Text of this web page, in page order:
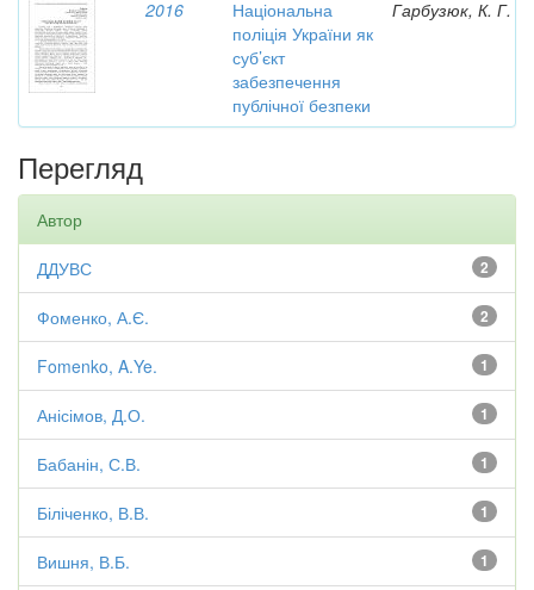
2016
Національна
поліція України як
суб’єкт
забезпечення
публічної безпеки
Гарбузюк, К. Г.
Перегляд
Автор
2
ДДУВС
2
Фоменко, А.Є.
1
Fomenko, A.Ye.
1
Анісімов, Д.О.
1
Бабанін, С.В.
1
Біліченко, В.В.
1
Вишня, В.Б.